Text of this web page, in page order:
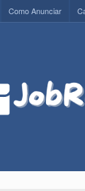
Como Anunciar